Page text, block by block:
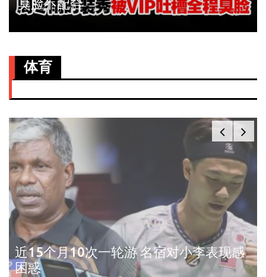
臭脸不配合
体育
近15个月10次一轮游 名宿对小李表现感
困惑